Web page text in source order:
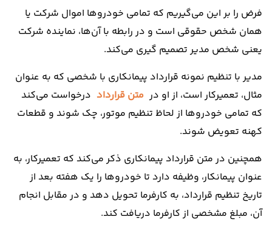
فرض را بر این می‌گیریم که تمامی خودرو‌ها اموال شرکت یا
همان شخص حقوقی است و در رابطه با آن‌ها، نماینده شرکت
یعنی شخص مدیر تصمیم گیری می‌کند.
مدیر با تنظیم نمونه قرارداد پیمانکاری با شخصی که به عنوان
مثال، تعمیرکار است، از او در متن قرارداد درخواست می‌کند
که تمامی خودرو‌ها از لحاظ تنظیم موتور، چک شوند و قطعات
کهنه تعویض شوند.
همچنین در متن قرارداد پیمانکاری ذکر می‌کند که تعمیرکار، به
عنوان پیمانکار، وظیفه دارد تا خودرو‌ها را یک هفته بعد از
تاریخ تنظیم قرارداد، به کارفرما تحویل دهد و در مقابل انجام
آن، مبلغ مشخصی از کارفرما دریافت کند.